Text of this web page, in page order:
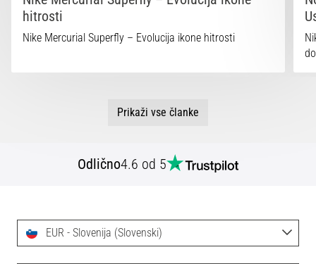
hitrosti
Nike Mercurial Superfly – Evolucija ikone hitrosti
Prikaži vse članke
Odlično4.6 od 5
EUR - Slovenija (Slovenski)